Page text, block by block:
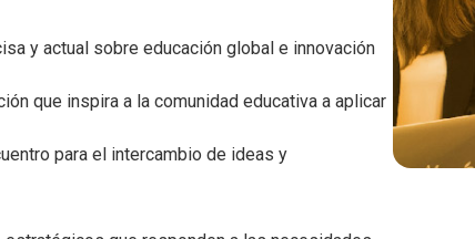
y actual sobre educación global e innovación
que inspira a la comunidad educativa a aplicar
para el intercambio de ideas y